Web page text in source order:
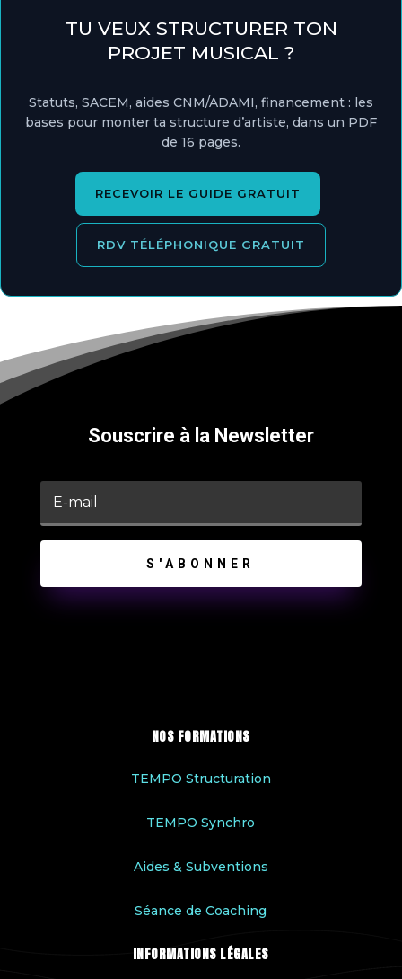
TU VEUX STRUCTURER TON
PROJET MUSICAL ?
Statuts, SACEM, aides CNM/ADAMI, financement : les
bases pour monter ta structure d’artiste, dans un PDF
de 16 pages.
RECEVOIR LE GUIDE GRATUIT
RDV TÉLÉPHONIQUE GRATUIT
Souscrire à la Newsletter
S'ABONNER
NOS FORMATIONS
TEMPO Structuration
TEMPO Synchro
Aides & Subventions
Séance de Coaching
INFORMATIONS LÉGALES